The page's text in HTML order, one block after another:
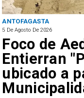
ANTOFAGASTA
5 De Agosto De 2026
Foco de
Entierran
ubicado a